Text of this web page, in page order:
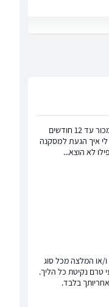
את הדירה הראשונה שלך אתה מחוייב למכור עד 12 חודשים
איך הגעת למסקנה
ו/או המלצה מכל סוג
טרם נקיטת כל הליך.
בלבד.